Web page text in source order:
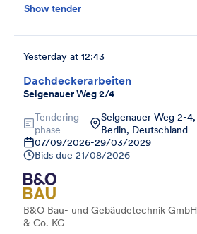
Show tender
Dachdeckerarbeiten
Selgenauer Weg 2/4
Yesterday at 12:43
Tendering
phase
Selgenauer Weg 2-4,
Berlin, Deutschland
07/09/2026-29/03/2029
Bids due 21/08/2026
B&O Bau- und Gebäudetechnik GmbH
& Co. KG